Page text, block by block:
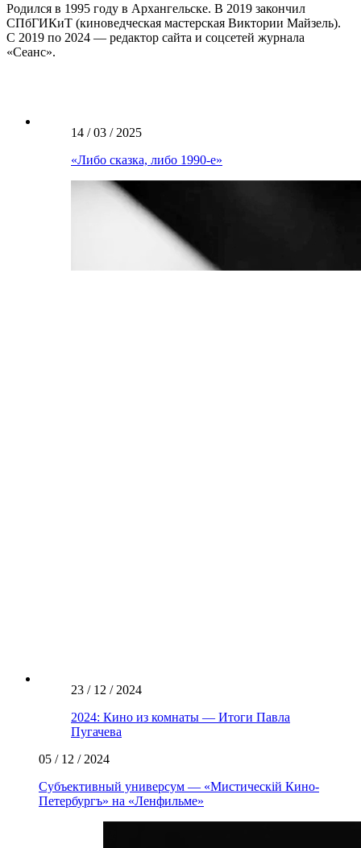
Родился в 1995 году в Архангельске. В 2019 закончил
СПбГИКиТ (киноведческая мастерская Виктории Майзель).
С 2019 по 2024 — редактор сайта и соцсетей журнала
«Сеанс».
14 / 03 / 2025
«Либо сказка, либо 1990-e»
23 / 12 / 2024
2024: Кино из комнаты — Итоги Павла
Пугачева
05 / 12 / 2024
Субъективный универсум — «Мистическiй Кино-
Петербургъ» на «Ленфильме»